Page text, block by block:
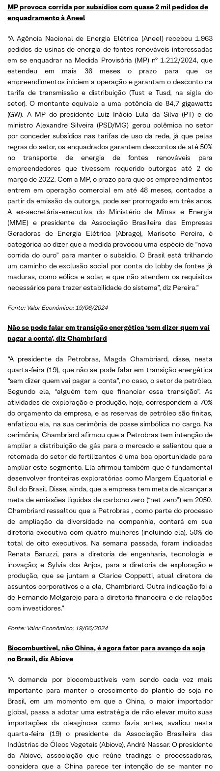
MP provoca corrida por subsídios com quase 2 mil pedidos de
enquadramento à Aneel
“A Agência Nacional de Energia Elétrica (Aneel) recebeu 1.963
pedidos de usinas de energia de fontes renováveis interessadas
em se enquadrar na Medida Provisória (MP) nº 1.212/2024, que
estendeu em mais 36 meses o prazo para que os
empreendimentos iniciem a operação e garantam o desconto na
tarifa de transmissão e distribuição (Tust e Tusd, na sigla do
setor). O montante equivale a uma potência de 84,7 gigawatts
(GW). A MP do presidente Luiz Inácio Lula da Silva (PT) e do
ministro Alexandre Silveira (PSD/MG) gerou polêmica no setor
por conceder subsídios nas tarifas de uso da rede, já que pelas
regras do setor, os enquadrados garantem descontos de até 50%
no transporte de energia de fontes renováveis para
empreendedores que tivessem requerido outorgas até 2 de
março de 2022. Com a MP, o prazo para que os empreendimentos
entrem em operação comercial em até 48 meses, contados a
partir da emissão da outorga, pode ser prorrogado em três anos.
A ex-secretária-executiva do Ministério de Minas e Energia
(MME) e presidente da Associação Brasileira das Empresas
Geradoras de Energia Elétrica (Abrage), Marisete Pereira, é
categórica ao dizer que a medida provocou uma espécie de “nova
corrida do ouro” para manter o subsídio. O Brasil está trilhando
um caminho de exclusão social por conta do lobby de fontes já
maduras, como eólica e solar, e que não atendem os requisitos
necessários para trazer estabilidade do sistema”, diz Pereira.”
Fonte: Valor Econômico; 19/06/2024
Não se pode falar em transição energética ‘sem dizer quem vai
pagar a conta’, diz Chambriard
“A presidente da Petrobras, Magda Chambriard, disse, nesta
quarta-feira (19), que não se pode falar em transição energética
“sem dizer quem vai pagar a conta”, no caso, o setor de petróleo.
Segundo ela, “alguém tem que financiar essa transição”. As
atividades de exploração e produção, hoje, correspondem a 70%
do orçamento da empresa, e as reservas de petróleo são finitas,
enfatizou ela, na sua cerimônia de posse simbólica no cargo. Na
cerimônia, Chambriard afirmou que a Petrobras tem intenção de
ampliar a distribuição de gás para o mercado e salientou que a
retomada do setor de fertilizantes é uma boa oportunidade para
ampliar este segmento. Ela afirmou também que é fundamental
desenvolver fronteiras exploratórias como Margem Equatorial e
Sul do Brasil. Disse, ainda, que a empresa tem meta de alcançar a
meta de emissões líquidas de carbono zero (“net zero”) em 2050.
Chambriard ressaltou que a Petrobras , como parte do processo
de ampliação da diversidade na companhia, contará em sua
diretoria executiva com quatro mulheres (incluindo ela), 50% do
total de oito executivos. Na semana passada, foram indicadas
Renata Baruzzi, para a diretoria de engenharia, tecnologia e
inovação; e Sylvia dos Anjos, para a diretoria de exploração e
produção, que se juntam a Clarice Coppetti, atual diretora de
assuntos corporativos e a ela, Chambriard. Outra indicação foi a
de Fernando Melgarejo para a diretoria financeira e de relações
com investidores.”
Fonte: Valor Econômico; 19/06/2024
Biocombustível, não China, é agora fator para avanço da soja
no Brasil, diz Abiove
“A demanda por biocombustíveis vem sendo cada vez mais
importante para manter o crescimento do plantio de soja no
Brasil, em um momento em que a China, o maior importador
global, passa a adotar uma estratégia de não elevar muito suas
importações da oleaginosa como fazia antes, avaliou nesta
quarta-feira (19) o presidente da Associação Brasileira das
Indústrias de Óleos Vegetais (Abiove), André Nassar. O presidente
da Abiove, associação que reúne tradings e processadoras,
considera que a China parece ter intenção de se manter no